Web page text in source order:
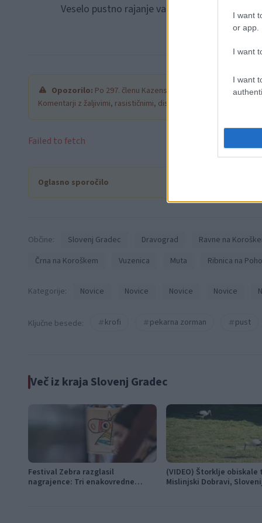
I want
or app.
I want
I want
Veselo pustno rajanje vam želi Pekarna
Opozorilo: Po 297. členu Kazenskega zakonika je
Komentarji z žaljivimi, rasističnimi, diskriminatornimi ali
Failed to fetch
Oglasno sporočilo
Občine: Slovenj Gradec Dravograd Ravne na
Črna na Koroškem
Vuzenica Muta Ribnica na
Kategorije: Novice Novice Novice Novice
Ključne besede: krofi pekarna zorman pust
Več iz kraja Slovenj Gradec
Festival Zebra razglasil
nagrajence: Tri enakovredne
(VIDEO) Štorklje obiskale
Mislinjski Dobravi,